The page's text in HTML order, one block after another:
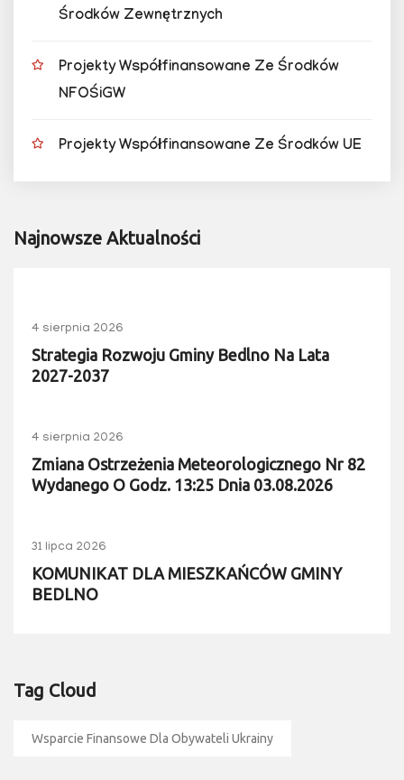
Środków Zewnętrznych
Projekty Współfinansowane Ze Środków
NFOŚiGW
Projekty Współfinansowane Ze Środków UE
Najnowsze Aktualności
4 sierpnia 2026
Strategia Rozwoju Gminy Bedlno Na Lata
2027-2037
4 sierpnia 2026
Zmiana Ostrzeżenia Meteorologicznego Nr 82
Wydanego O Godz. 13:25 Dnia 03.08.2026
31 lipca 2026
KOMUNIKAT DLA MIESZKAŃCÓW GMINY
BEDLNO
Tag Cloud
Wsparcie Finansowe Dla Obywateli Ukrainy